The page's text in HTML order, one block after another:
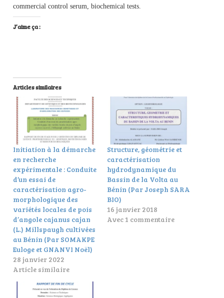
commercial control serum, biochemical tests.
J’aime ça :
Articles similaires
Initiation à la démarche
en recherche
expérimentale : Conduite
d’un essai de
caractérisation agro-
morphologique des
variétés locales de pois
d’angole cajanus cajan
(L.) Millspaugh cultivées
au Bénin (Par SOMAKPE
Euloge et GNANVI Noël)
28 janvier 2022
Article similaire
Structure, géométrie et
caractérisation
hydrodynamique du
Bassin de la Volta au
Bénin (Par Joseph SARA
BIO)
16 janvier 2018
Avec 1 commentaire